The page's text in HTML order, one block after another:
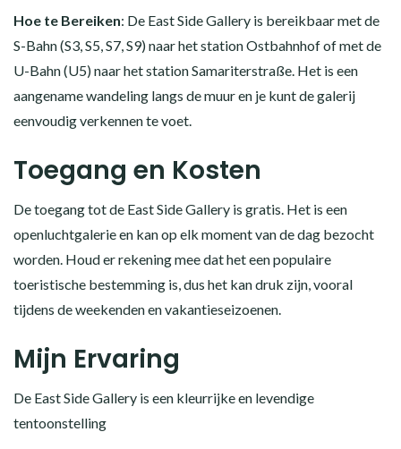
Hoe te Bereiken: De East Side Gallery is bereikbaar met de
S-Bahn (S3, S5, S7, S9) naar het station Ostbahnhof of met de
U-Bahn (U5) naar het station Samariterstraße. Het is een
aangename wandeling langs de muur en je kunt de galerij
eenvoudig verkennen te voet.
Toegang en Kosten
De toegang tot de East Side Gallery is gratis. Het is een
openluchtgalerie en kan op elk moment van de dag bezocht
worden. Houd er rekening mee dat het een populaire
toeristische bestemming is, dus het kan druk zijn, vooral
tijdens de weekenden en vakantieseizoenen.
Mijn Ervaring
De East Side Gallery is een kleurrijke en levendige
tentoonstelling